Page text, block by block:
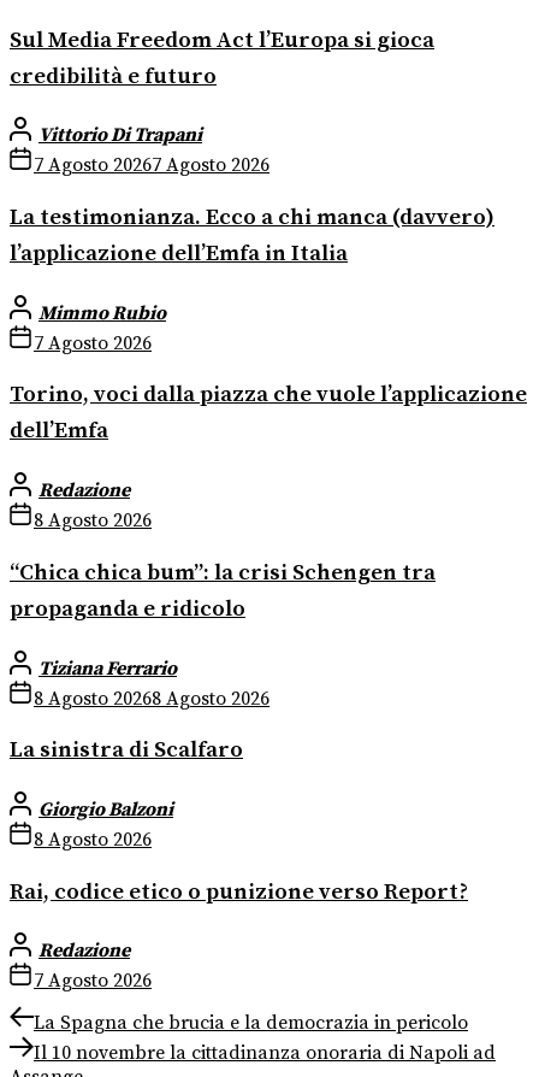
Sul Media Freedom Act l’Europa si gioca
credibilità e futuro
Vittorio Di Trapani
7 Agosto 20267 Agosto 2026
La testimonianza. Ecco a chi manca (davvero)
l’applicazione dell’Emfa in Italia
Mimmo Rubio
7 Agosto 2026
Torino, voci dalla piazza che vuole l’applicazione
dell’Emfa
Redazione
8 Agosto 2026
“Chica chica bum”: la crisi Schengen tra
propaganda e ridicolo
Tiziana Ferrario
8 Agosto 20268 Agosto 2026
La sinistra di Scalfaro
Giorgio Balzoni
8 Agosto 2026
Rai, codice etico o punizione verso Report?
Redazione
7 Agosto 2026
Navigazione
articoli
Previous
post:
La Spagna che brucia e la democrazia in pericolo
Next
post:
Il 10 novembre la cittadinanza onoraria di Napoli ad